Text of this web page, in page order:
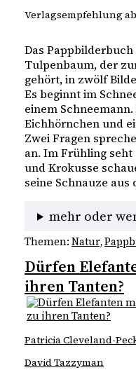
Verlagsempfehlung
Das
Tulpenbaum, der
gehört, in zwölf
Es beginnt im
einem
Eichhörnchen und
Zwei Fragen
an. Im Frühling
und Krokusse
seine Schnauze aus
mehr oder
Themen: Natur,
Dürfen
ihren Tanten?
Patricia Cleveland-
David Tazzyman